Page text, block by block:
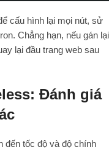
cấu hình lại mọi nút, sử
Chẳng hạn, nếu gán lại
lại đầu trang web sau
Đánh giá
đến tốc độ và độ chính